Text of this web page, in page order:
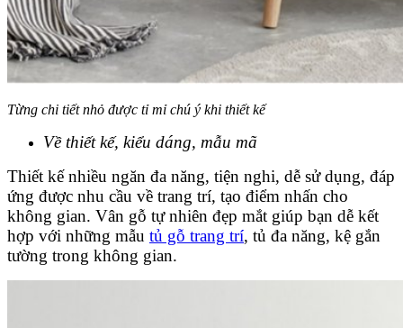
Từng chi tiết nhỏ được tỉ mỉ chú ý khi thiết kế
Về thiết kế, kiểu dáng, mẫu mã
Thiết kế nhiều ngăn đa năng, tiện nghi, dễ sử dụng, đáp
ứng được nhu cầu về trang trí, tạo điểm nhấn cho
không gian. Vân gỗ tự nhiên đẹp mắt giúp bạn dễ kết
hợp với những mẫu tủ gỗ trang trí, tủ đa năng, kệ gắn
tường trong không gian.